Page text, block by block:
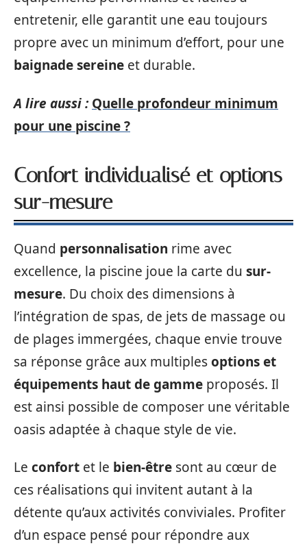
entretenir, elle garantit une eau toujours
propre avec un minimum d’effort, pour une
baignade sereine et durable.
A lire aussi : Quelle profondeur minimum
pour une piscine ?
Confort individualisé et options
sur-mesure
Quand personnalisation rime avec
excellence, la piscine joue la carte du sur-
mesure. Du choix des dimensions à
l’intégration de spas, de jets de massage ou
de plages immergées, chaque envie trouve
sa réponse grâce aux multiplesoptions et
équipements haut de gamme proposés. Il
est ainsi possible de composer une véritable
oasis adaptée à chaque style de vie.
Le confort et le bien-être sont au cœur de
ces réalisations qui invitent autant à la
détente qu’aux activités conviviales. Profiter
d’un espace pensé pour répondre aux